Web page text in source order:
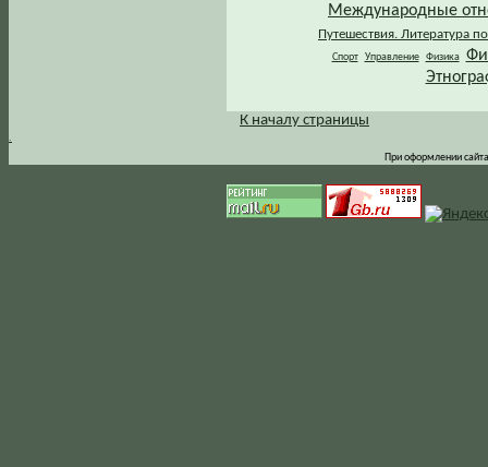
Международные
Путешествия. Литература
Спорт Управление Физика
.
К началу страницы
При оформлении